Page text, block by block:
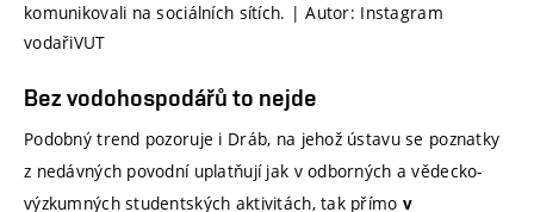
komunikovali na sociálních sítích. | Autor: Instagram
vodařiVUT
Bez vodohospodářů to nejde
Podobný trend pozoruje i Dráb, na jehož ústavu se poznatky
z nedávných povodní uplatňují jak v odborných a vědecko-
výzkumných studentských aktivitách, tak přímo v